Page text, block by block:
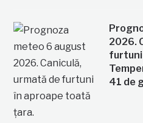
2026.
furtuni
41 de